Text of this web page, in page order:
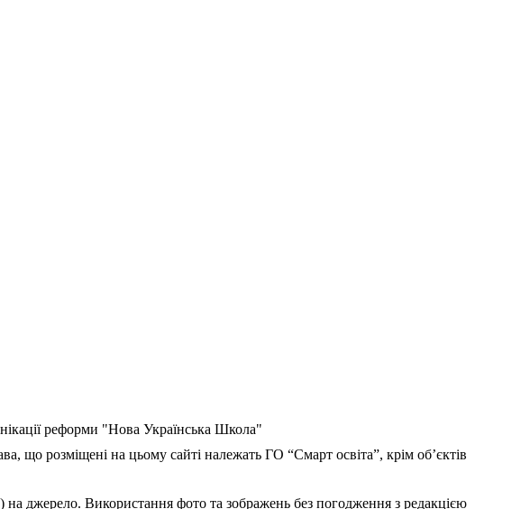
реформи "Нова Українська Школа"
що розміщені на цьому сайті належать ГО “Смарт освіта”, крім об’єктів
джерело. Використання фото та зображень без погодження з редакцією